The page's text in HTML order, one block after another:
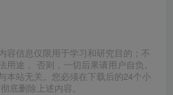
容信息仅限用于学习和研究目的；不
途， 否则，一切后果请用户自负。
本站无关。您必须在下载后的24个小
底删除上述内容。